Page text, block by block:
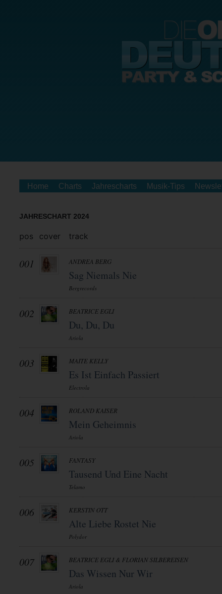
Home Charts Jahrescharts Musik-Tips
JAHRESCHART 2024
pos cover track
001 ANDREA BERG
Sag Niemals Nie
Bergrecords
002 BEATRICE EGLI
Du, Du, Du
Ariola
003 MAITE KELLY
Es Ist Einfach Passiert
Electrola
004 ROLAND KAISER
Mein Geheimnis
Ariola
005 FANTASY
Tausend Und Eine Nacht
Telamo
006 KERSTIN OTT
Alte Liebe Rostet Nie
Polydor
007 BEATRICE EGLI & FLORIAN SILBEREISEN
Das Wissen Nur Wir
Ariola